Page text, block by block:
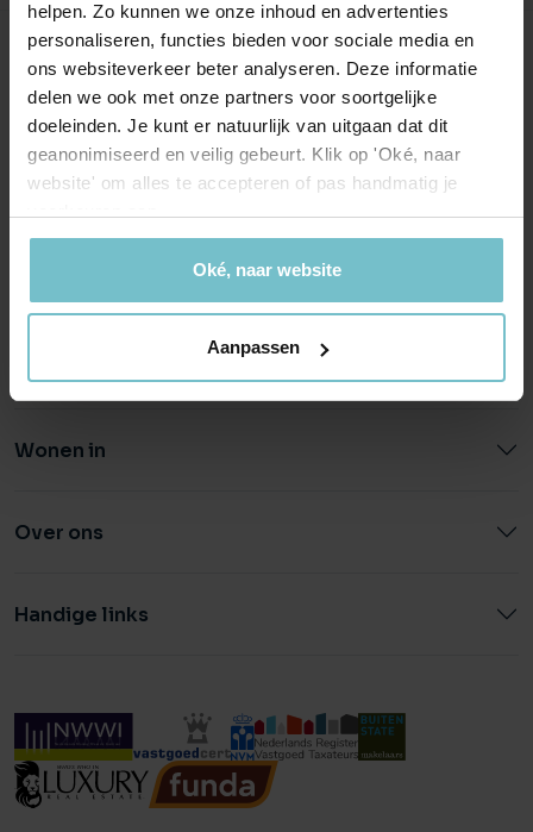
helpen. Zo kunnen we onze inhoud en advertenties
personaliseren, functies bieden voor sociale media en
ons websiteverkeer beter analyseren. Deze informatie
delen we ook met onze partners voor soortgelijke
doeleinden. Je kunt er natuurlijk van uitgaan dat dit
geanonimiseerd en veilig gebeurt. Klik op 'Oké, naar
website' om alles te accepteren of pas handmatig je
Oké, naar website
Aanpassen
Onze kantoren
Helmond
Hoofdstraat 155
info@heuvel.nl
Eindhoven
Aalsterweg 134c
5615 CJ Eindhoven
eindhoven@heuvel.nl
040 - 78 20 849
Wonen in
Over ons
Handige links